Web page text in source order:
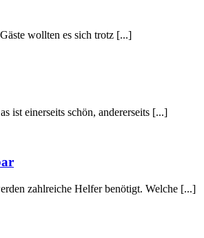
wollten es sich trotz [...]
ist einerseits schön, andererseits [...]
zahlreiche Helfer benötigt. Welche [...]